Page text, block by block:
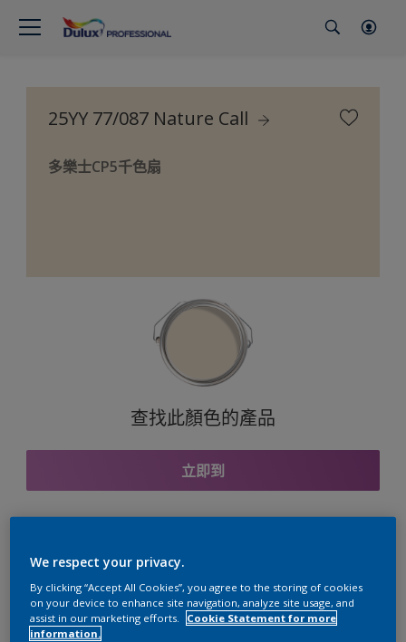
25YY 77/087 Nature Call
多樂士CP5千色扇
查找此顏色的產品
立即到
與之協調的色彩組合
We respect your privacy.
By clicking “Accept All Cookies”, you agree to the storing of cookies
on your device to enhance site navigation, analyze site usage, and
assist in our marketing efforts.
Cookie Statement for more
information.